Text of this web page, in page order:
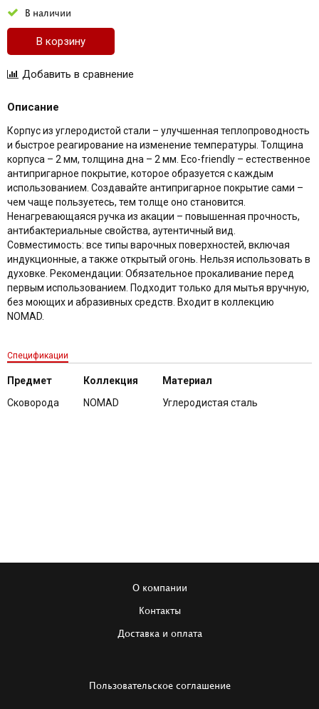
В наличии
В корзину
Описание
Корпус из углеродистой стали – улучшенная теплопроводность
и быстрое реагирование на изменение температуры. Толщина
корпуса – 2 мм, толщина дна – 2 мм. Eco-friendly – естественное
антипригарное покрытие, которое образуется с каждым
использованием. Создавайте антипригарное покрытие сами –
чем чаще пользуетесь, тем толще оно становится.
Ненагревающаяся ручка из акации – повышенная прочность,
антибактериальные свойства, аутентичный вид.
Совместимость: все типы варочных поверхностей, включая
индукционные, а также открытый огонь. Нельзя использовать в
духовке. Рекомендации: Обязательное прокаливание перед
первым использованием. Подходит только для мытья вручную,
без моющих и абразивных средств. Входит в коллекцию
NOMAD.
Спецификации
Предмет
Сковорода
Коллекция
NOMAD
Материал
Углеродистая сталь
Пользовательское соглашение
О компании
Контакты
Доставка и оплата